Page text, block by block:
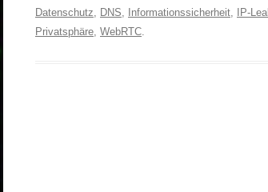
Datenschutz, DNS, Informationssicherheit, IP-
Privatsphäre, WebRTC.